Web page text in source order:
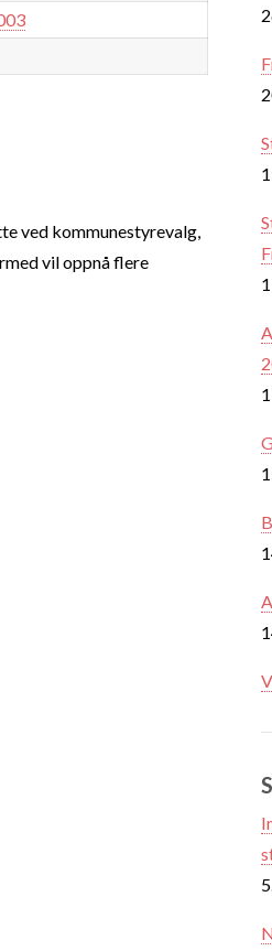
ved kommunestyrevalg,
vil oppnå flere